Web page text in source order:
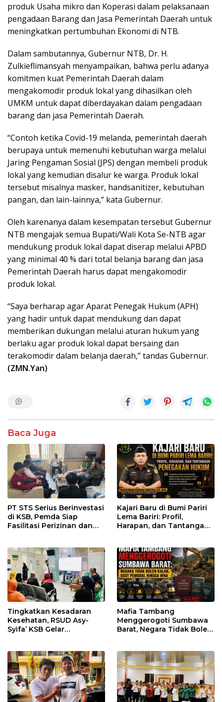
produk Usaha mikro dan Koperasi dalam pelaksanaan
pengadaan Barang dan Jasa Pemerintah Daerah untuk
meningkatkan pertumbuhan Ekonomi di NTB.
Dalam sambutannya, Gubernur NTB, Dr. H.
Zulkieflimansyah menyampaikan, bahwa perlu adanya
komitmen kuat Pemerintah Daerah dalam
mengakomodir produk lokal yang dihasilkan oleh
UMKM untuk dapat diberdayakan dalam pengadaan
barang dan jasa Pemerintah Daerah.
“Contoh ketika Covid-19 melanda, pemerintah daerah
berupaya untuk memenuhi kebutuhan warga melalui
Jaring Pengaman Sosial (JPS) dengan membeli produk
lokal yang kemudian disalur ke warga. Produk lokal
tersebut misalnya masker, handsanitizer, kebutuhan
pangan, dan lain-lainnya,” kata Gubernur.
Oleh karenanya dalam kesempatan tersebut Gubernur
NTB mengajak semua Bupati/Wali Kota Se-NTB agar
mendukung produk lokal dapat diserap melalui APBD
yang minimal 40 % dari total belanja barang dan jasa
Pemerintah Daerah harus dapat mengakomodir
produk lokal.
“Saya berharap agar Aparat Penegak Hukum (APH)
yang hadir untuk dapat mendukung dan dapat
memberikan dukungan melalui aturan hukum yang
berlaku agar produk lokal dapat bersaing dan
terakomodir dalam belanja daerah,” tandas Gubernur.
(ZMN.Yan)
Baca Juga
PT STS Serius Berinvestasi
di KSB, Pemda Siap
Fasilitasi Perizinan dan
Kajari Baru di Bumi Pariri
Lema Bariri: Profil,
Harapan, dan Tantangan
Tingkatkan Kesadaran
Kesehatan, RSUD Asy-
Syifa’ KSB Gelar
Mafia Tambang
Menggerogoti Sumbawa
Barat, Negara Tidak Boleh